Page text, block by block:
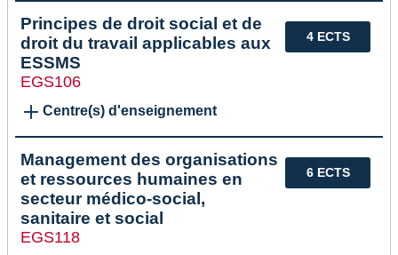
4 ECTS
Principes de droit social et de
droit du travail applicables aux
ESSMS
EGS106
Centre(s) d'enseignement
6 ECTS
Management des organisations
et ressources humaines en
secteur médico-social,
sanitaire et social
EGS118